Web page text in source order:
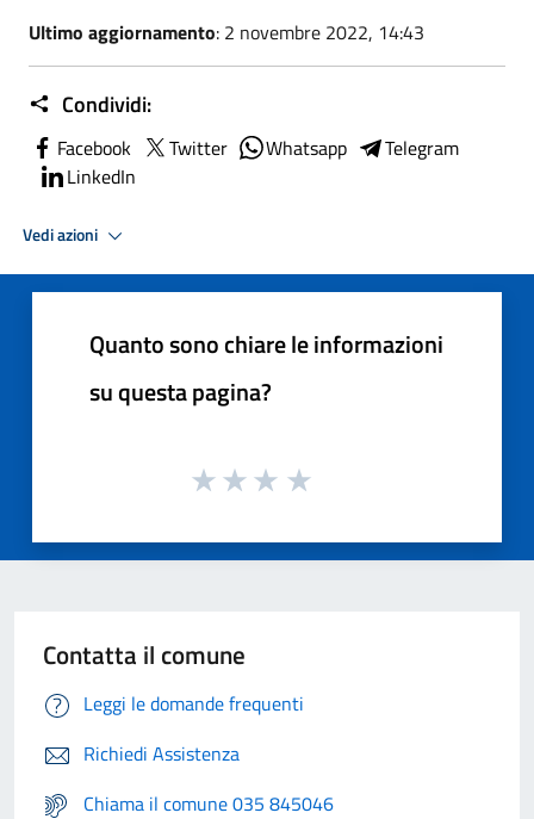
Ultimo aggiornamento: 2 novembre 2022, 14:43
Condividi:
Facebook Twitter Whatsapp
Telegram
LinkedIn
Vedi azioni
Quanto sono chiare le informazioni
su questa pagina?
Contatta il comune
Leggi le domande frequenti
Richiedi Assistenza
Chiama il comune 035 845046